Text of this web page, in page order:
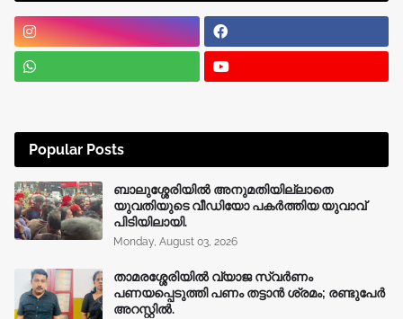
Popular Posts
ബാലുശ്ശേരിയിൽ അനുമതിയില്ലാതെ
യുവതിയുടെ വീഡിയോ പകർത്തിയ യുവാവ്
പിടിയിലായി.
Monday, August 03, 2026
താമരശ്ശേരിയിൽ വ്യാജ സ്വർണം
പണയപ്പെടുത്തി പണം തട്ടാൻ ശ്രമം; രണ്ടുപേർ
അറസ്റ്റിൽ.